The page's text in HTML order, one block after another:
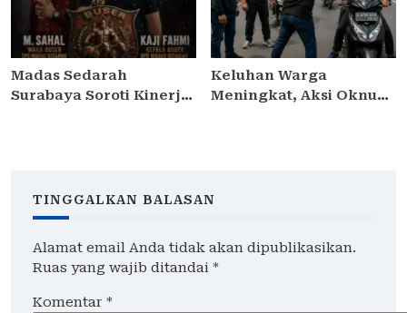
Madas Sedarah
Surabaya Soroti Kinerja
Keluhan Warga
Meningkat, Aksi Oknum
TINGGALKAN BALASAN
Alamat email Anda tidak akan dipublikasikan.
Ruas yang wajib ditandai *
Komentar *